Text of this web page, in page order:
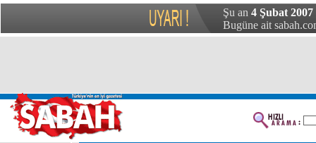
Şu an 4 Şubat
Bugüne ait